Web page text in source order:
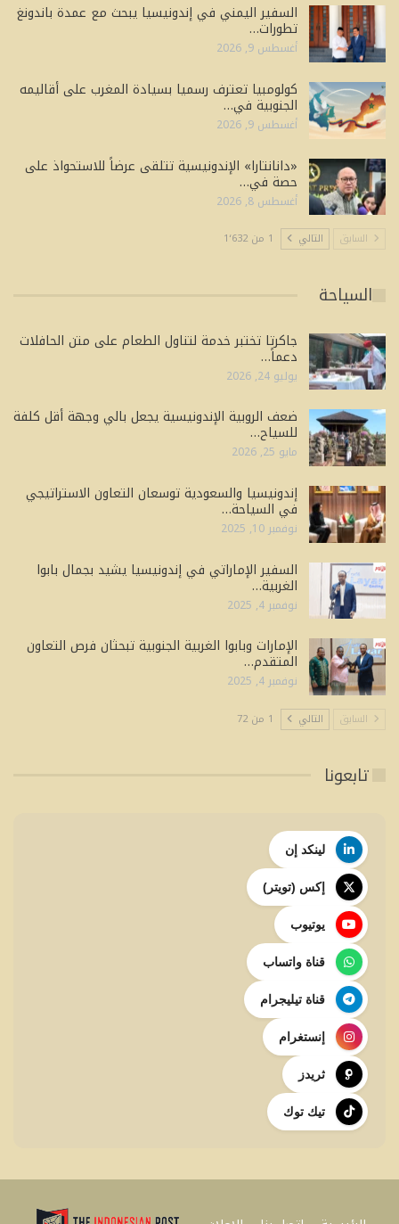
السفير اليمني في إندونيسيا يبحث مع عمدة باندونغ
تطورات…
أغسطس 9, 2026
كولومبيا تعترف رسميا بسيادة المغرب على أقاليمه
الجنوبية في…
أغسطس 9, 2026
«دانانتارا» الإندونيسية تتلقى عرضاً للاستحواذ على
حصة في…
أغسطس 8, 2026
السابق التالي 1 من 1٬632
السياحة
جاكرتا تختبر خدمة لتناول الطعام على متن الحافلات
دعماً…
يوليو 24, 2026
ضعف الروبية الإندونيسية يجعل بالي وجهة أقل كلفة
للسياح…
مايو 25, 2026
إندونيسيا والسعودية توسعان التعاون الاستراتيجي
في السياحة…
نوفمبر 10, 2025
السفير الإماراتي في إندونيسيا يشيد بجمال بابوا
الغربية…
نوفمبر 4, 2025
الإمارات وبابوا الغربية الجنوبية تبحثان فرص التعاون
المتقدم…
نوفمبر 4, 2025
السابق التالي 1 من 72
تابعونا
لينكد إن
إكس (تويتر)
يوتيوب
قناة واتساب
قناة تيليجرام
إنستغرام
ثريدز
تيك توك